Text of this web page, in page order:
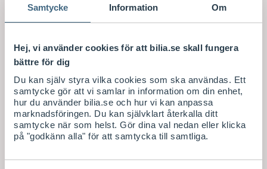
Samtycke Information Om
Hej, vi använder cookies för att bilia.se skall fungera
bättre för dig
Du kan själv styra vilka cookies som ska användas. Ett
samtycke gör att vi samlar in information om din enhet,
hur du använder bilia.se och hur vi kan anpassa
marknadsföringen. Du kan självklart återkalla ditt
samtycke när som helst. Gör dina val nedan eller klicka
på "godkänn alla" för att samtycka till samtliga.
Leverans 2-
6
ar
6.375
E
K
/ st
Köp
Leverans 2-
6
ar
E
K
/ st
Köp
Leverans 2-
6
ar
283
E
K
/ st
Köp